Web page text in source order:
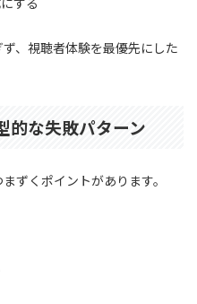
、視聴者体験を最優先にした
的な失敗パターン
ずくポイントがあります。